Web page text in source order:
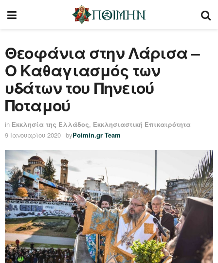
Θεοφάνια στην Λάρισα –
Ο Καθαγιασμός των
υδάτων του Πηνειού
Ποταμού
in Εκκλησία της Ελλάδος, Εκκλησιαστική Επικαιρότητα
9 Ιανουαρίου 2020 byPoimin.gr Team